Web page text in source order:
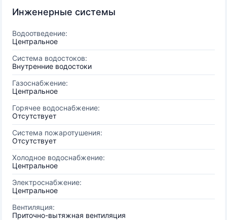
Инженерные системы
Водоотведение:
Центральное
Система водостоков:
Внутренние водостоки
Газоснабжение:
Центральное
Горячее водоснабжение:
Отсутствует
Система пожаротушения:
Отсутствует
Холодное водоснабжение:
Центральное
Электроснабжение:
Центральное
Вентиляция:
Приточно-вытяжная вентиляция